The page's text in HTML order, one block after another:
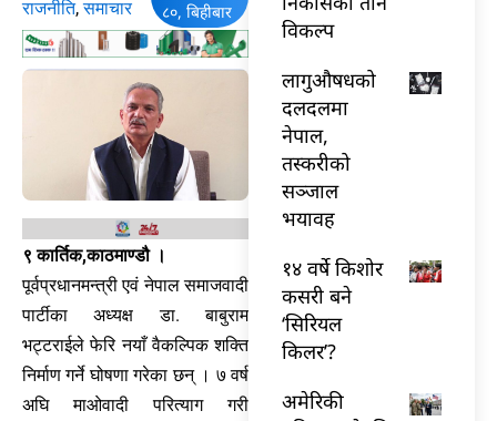
राजनीति,समाचार
८०, बिहीबार
९ कार्तिक,काठमाण्डौ ।
पूर्वप्रधानमन्त्री एवं नेपाल समाजवादी
पार्टीका अध्यक्ष डा. बाबुराम
भट्टराईले फेरि नयाँ वैकल्पिक शक्ति
निर्माण गर्ने घोषणा गरेका छन् । ७ वर्ष
अघि माओवादी परित्याग गरी
विकल्प
लागुऔषधको
दलदलमा
नेपाल,
तस्करीको
सञ्जाल
भयावह
१४ वर्षे किशोर
कसरी बने
‘सिरियल
किलर’?
अमेरिकी